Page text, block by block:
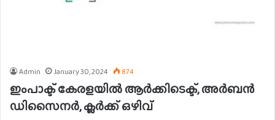
Admin January 30, 2024 874
ഇംപാക്ട് കേരളയിൽ ആർക്കിടെക്ട്, അർബൻ
ഡിസൈനർ, ക്ലർക്ക് ഒഴിവ്